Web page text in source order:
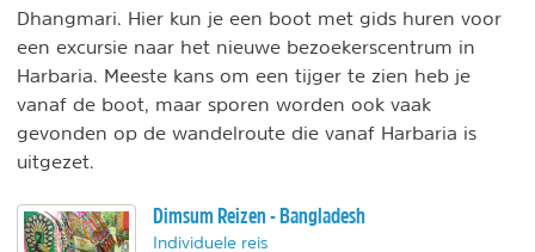
Dhangmari. Hier kun je een boot met gids huren voor
een excursie naar het nieuwe bezoekerscentrum in
Harbaria. Meeste kans om een tijger te zien heb je
vanaf de boot, maar sporen worden ook vaak
gevonden op de wandelroute die vanaf Harbaria is
uitgezet.
Dimsum Reizen - Bangladesh
Individuele reis